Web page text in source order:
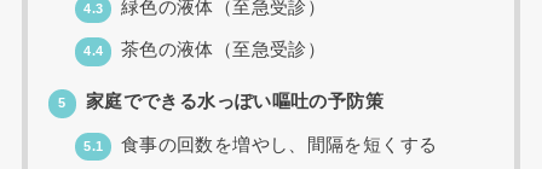
4.3 緑色の液体（至急受診）
4.4 茶色の液体（至急受診）
5 家庭でできる水っぽい嘔吐の予防策
5.1 食事の回数を増やし、間隔を短くする